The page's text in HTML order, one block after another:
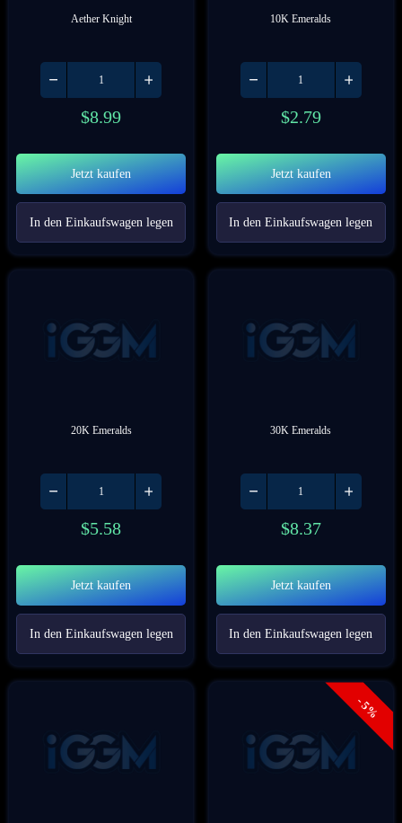
Aether Knight
$8.99
Jetzt kaufen
In den Einkaufswagen legen
10K Emeralds
$2.79
Jetzt kaufen
In den Einkaufswagen legen
20K Emeralds
$5.58
Jetzt kaufen
In den Einkaufswagen legen
30K Emeralds
$8.37
Jetzt kaufen
In den Einkaufswagen legen
- 5%